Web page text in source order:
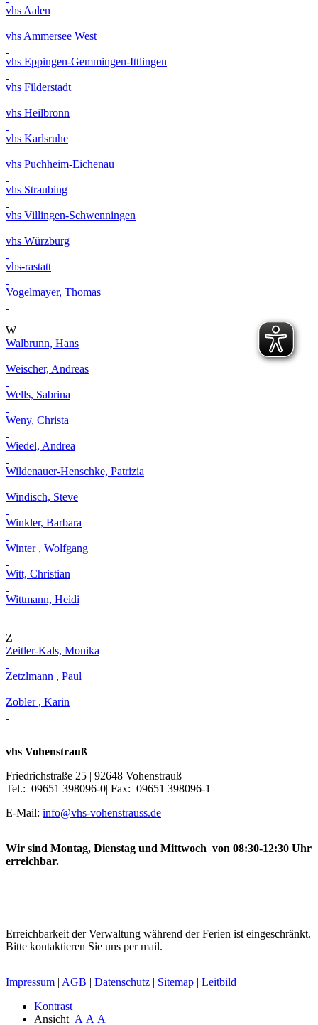
vhs Aalen
vhs Ammersee West
vhs Eppingen-Gemmingen-Ittlingen
vhs Filderstadt
vhs Heilbronn
vhs Karlsruhe
vhs Puchheim-Eichenau
vhs Straubing
vhs Villingen-Schwenningen
vhs Würzburg
vhs-rastatt
Vogelmayer, Thomas
W
Walbrunn, Hans
Weischer, Andreas
Wells, Sabrina
Weny, Christa
Wiedel, Andrea
Wildenauer-Henschke, Patrizia
Windisch, Steve
Winkler, Barbara
Winter , Wolfgang
Witt, Christian
Wittmann, Heidi
Z
Zeitler-Kals, Monika
Zetzlmann , Paul
Zobler , Karin
vhs Vohenstrauß
Friedrichstraße 25 | 92648 Vohenstrauß
Tel.: 09651 398096-0| Fax: 09651 398096-1
E-Mail: info@vhs-vohenstrauss.de
Wir sind Montag, Dienstag und Mittwoch von 08:30-12:30 Uhr
erreichbar.
Erreichbarkeit der Verwaltung während der Ferien ist eingeschränkt.
Bitte kontaktieren Sie uns per mail.
Impressum | AGB | Datenschutz | Sitemap | Leitbild
Kontrast
Ansicht A A A